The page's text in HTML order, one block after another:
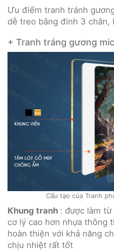
Ưu điểm tranh tránh
dễ treo bằng đinh 3 chân,
+ Tranh tráng gương
Cấu tạo của Tranh
Khung tranh : được làm
cơ lý cao hơn nhựa thông
hoàn thiện với khả năng
chịu nhiệt rất tốt